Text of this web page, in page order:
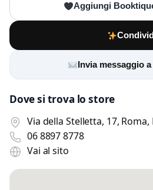
Aggiungi
Invia messaggio
Dove si trova lo store
Via della Stelletta, 17,
06 8897 8778
Vai al sito